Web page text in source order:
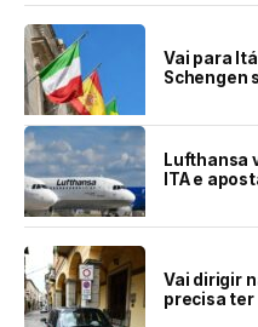
Vai para
Schengen
Lufthansa
ITA e
Vai dirigir
precisa ter